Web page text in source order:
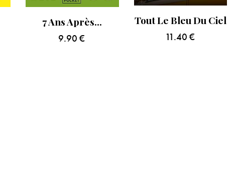
7 Ans Après…
9.90€
Tout Le Bleu Du Ciel
11.40 €